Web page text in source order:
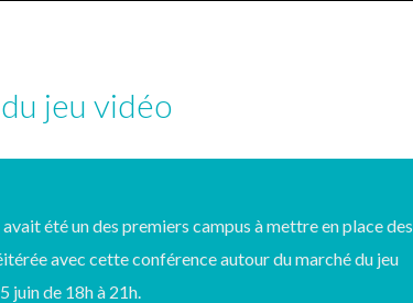
jeu vidéo
été un des premiers campus à mettre en place des
avec cette conférence autour du marché du jeu
juin de 18h à 21h.